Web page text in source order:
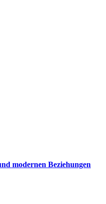
modernen Beziehungen